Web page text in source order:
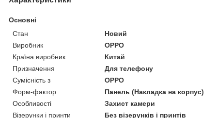
Основні
Стан
Новий
Виробник
OPPO
Країна виробник
Китай
Призначення
Для телефону
Сумісність з
OPPO
Форм-фактор
Панель (Накладка на корпус)
Особливості
Захист камери
Візерунки і принти
Без візерунків і принтів